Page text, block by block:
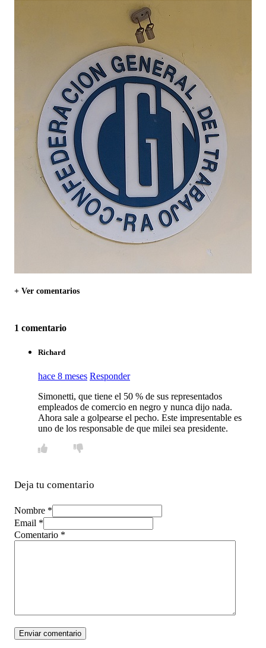
+ Ver comentarios
1 comentario
Richard
hace 8 meses Responder
Simonetti, que tiene el 50 % de sus representados
empleados de comercio en negro y nunca dijo nada.
Ahora sale a golpearse el pecho. Este impresentable es
uno de los responsable de que milei sea presidente.
Deja tu comentario
Nombre *
Email *
Comentario *